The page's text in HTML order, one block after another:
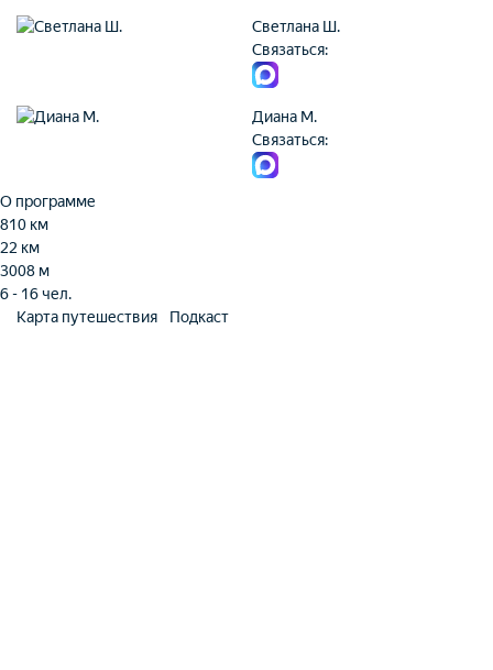
Светлана Ш.
Связаться:
Диана М.
Связаться:
О программе
810 км
22 км
3008 м
6 - 16 чел.
Карта путешествия
Подкаст